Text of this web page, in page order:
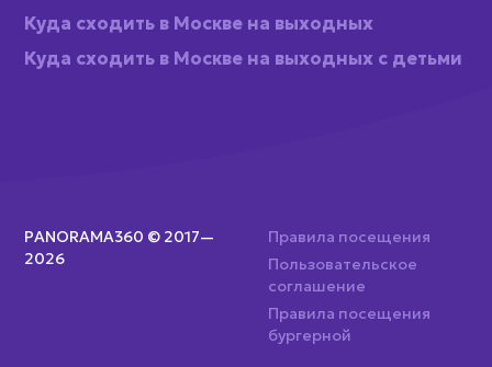
Куда сходить в Москве на выходных
Куда сходить в Москве на выходных с детьми
PANORAMA360 © 2017—
2026
Правила посещения
Пользовательское
соглашение
Правила посещения
бургерной